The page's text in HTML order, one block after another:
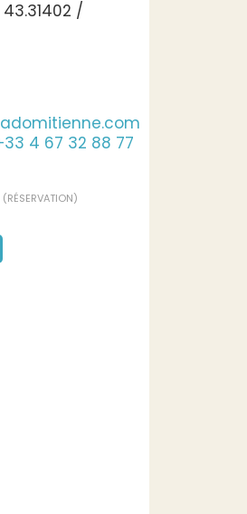
/
4 67 32 88 77